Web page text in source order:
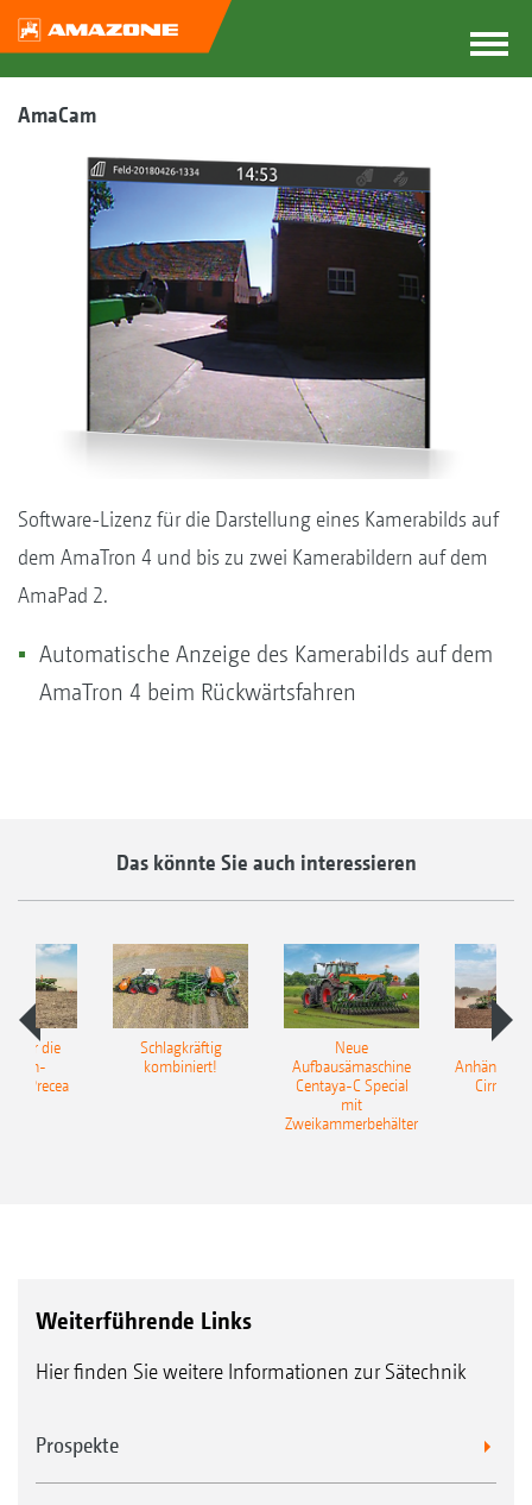
AmaCam
Software-Lizenz für die Darstellung eines Kamerabilds auf
dem AmaTron 4 und bis zu zwei Kamerabildern auf dem
AmaPad 2.
Automatische Anzeige des Kamerabilds auf dem
AmaTron 4 beim Rückwärtsfahren
Das könnte Sie auch interessieren
für die
Precea
Schlagkräftig
kombiniert!
Neue
Aufbausämaschine
Centaya-C Special
mit
Zweikammerbehälter
Cirrus
Weiterführende Links
Hier finden Sie weitere Informationen zur Sätechnik
Prospekte